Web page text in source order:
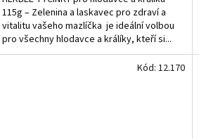
115g – Zelenina a laskavec pro zdraví a
vitalitu vašeho mazlíčka je ideální volbou
pro všechny hlodavce a králíky, kteří si...
Kód: 12.170